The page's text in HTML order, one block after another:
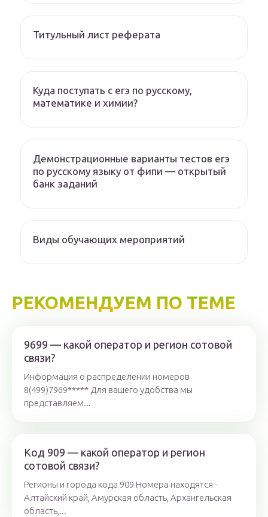
Титульный лист реферата
Куда поступать с егэ по русскому,
математике и химии?
Демонстрационные варианты тестов егэ
по русскому языку от фипи — открытый
банк заданий
Виды обучающих мероприятий
РЕКОМЕНДУЕМ ПО ТЕМЕ
9699 — какой оператор и регион сотовой
связи?
Информация о распределении номеров
8(499)7969***** Для вашего удобства мы
представляем...
Код 909 — какой оператор и регион
сотовой связи?
Регионы и города кода 909 Номера находятся -
Алтайский край, Амурская область, Архангельская
область,...